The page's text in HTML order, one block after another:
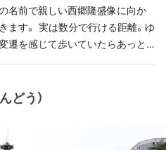
の名前で親しい西郷隆盛像に向か
ける距離。ゆ
遷を感じて歩いていたらあっと
らでも、きっと過ごしやすいは
どう）